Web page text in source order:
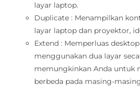
layar laptop.
Duplicate : Menampilkan
layar laptop dan proyektor,
Extend : Memperluas
menggunakan dua layar
memungkinkan Anda untuk
berbeda pada masing-